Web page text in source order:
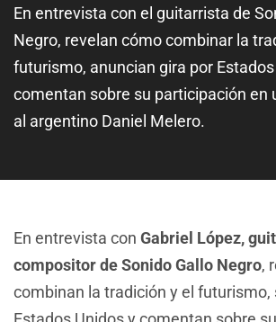
En entrevista con el guitarrista de
Negro, revelan cómo combinar la
futurismo, anuncian gira por
comentan sobre su participación en
al argentino Daniel Melero.
En entrevista con Gabriel López,
compositor de Sonido Gallo Negro,
combinan la tradición y el futurismo,